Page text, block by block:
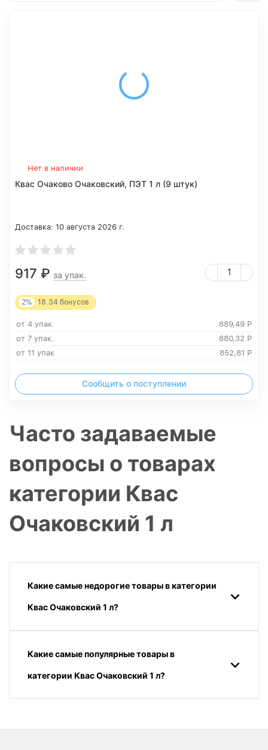
Нет в наличии
Квас Очаково Очаковский, ПЭТ 1 л (9 штук)
Доставка: 10 августа 2026 г.
917 ₽ за упак.
2% 18.34 бонусов
от 4 упак. 889,49 Р
от 7 упак.
880,32 Р
от 11 упак
852,81 Р
Сообщить о поступлении
Часто задаваемые
вопросы о товарах
категории Квас
Очаковский 1 л
Какие самые недорогие товары в категории
Квас Очаковский 1 л?
Какие самые популярные товары в
категории Квас Очаковский 1 л?